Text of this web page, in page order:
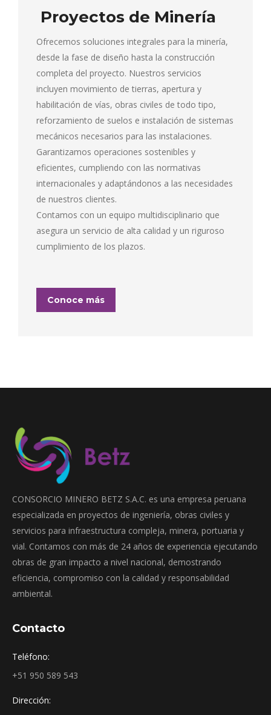
Proyectos de Minería
Ofrecemos soluciones integrales para la minería,
desde la fase de diseño hasta la construcción
completa del proyecto. Nuestros servicios
incluyen movimiento de tierras, apertura y
habilitación de vías, obras civiles de todo tipo,
reforzamiento de suelos e instalación de sistemas
mecánicos necesarios para las instalaciones.
Garantizamos operaciones sostenibles y
eficientes, cumpliendo con las normativas
internacionales y adaptándonos a las necesidades
de nuestros clientes.
Contamos con un equipo multidisciplinario que
asegura un servicio de alta calidad y un riguroso
cumplimiento de los plazos.
Conoce más
CONSORCIO MINERO BETZ S.A.C. es una empresa peruana
especializada en proyectos de ingeniería, obras civiles y
servicios para infraestructura compleja, minera, portuaria y
vial. Contamos con más de 24 años de experiencia ejecutando
obras de gran impacto a nivel nacional, demostrando
eficiencia, compromiso con la calidad y responsabilidad
ambiental.
Contacto
Teléfono:
+51 950 589 543
Dirección: